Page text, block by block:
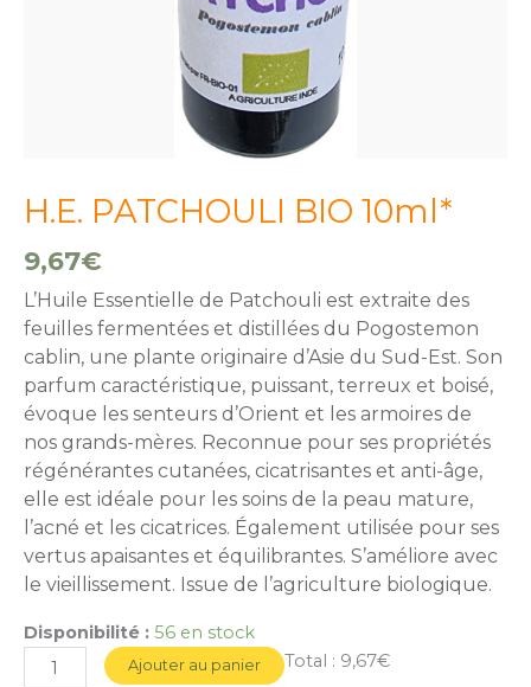
H.E. PATCHOULI BIO 10ml*
9,67€
L’Huile Essentielle de Patchouli est extraite des
feuilles fermentées et distillées du Pogostemon
cablin, une plante originaire d’Asie du Sud-Est. Son
parfum caractéristique, puissant, terreux et boisé,
évoque les senteurs d’Orient et les armoires de
nos grands-mères. Reconnue pour ses propriétés
régénérantes cutanées, cicatrisantes et anti-âge,
elle est idéale pour les soins de la peau mature,
l’acné et les cicatrices. Également utilisée pour ses
vertus apaisantes et équilibrantes. S’améliore avec
le vieillissement. Issue de l’agriculture biologique.
Disponibilité : 56 en stock
Ajouter au panier Total : 9,67€